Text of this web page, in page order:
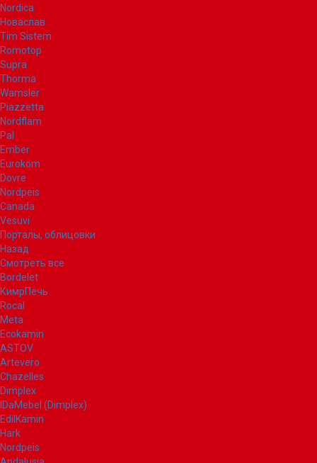
Nordica
Новаслав
Tim Sistem
Romotop
Supra
Thorma
Wamsler
Piazzetta
Nordflam
Pal
Ember
Eurokom
Dovre
Nordpeis
Canada
Vesuvi
Порталы, облицовки
Назад
Смотреть все
Bordelet
КимрПечь
Rocal
Meta
Ecokamin
ASTOV
Artevero
Chazelles
Dimplex
IDaMebel (Dimplex)
EdilKamin
Hark
Nordpeis